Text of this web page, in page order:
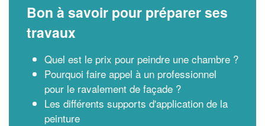
Bon à savoir pour préparer ses
travaux
Quel est le prix pour peindre une chambre ?
Pourquoi faire appel à un professionnel
pour le ravalement de façade ?
Les différents supports d'application de la
peinture